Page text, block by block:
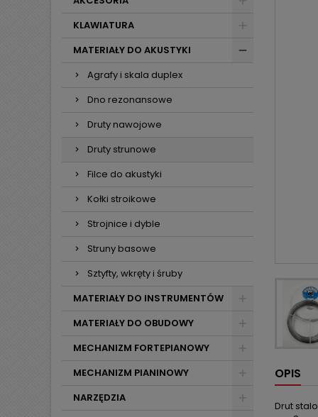
KLAWIATURA
MATERIAŁY DO AKUSTYKI
Agrafy i skala duplex
Dno rezonansowe
Druty nawojowe
Druty strunowe
Filce do akustyki
Kołki stroikowe
Strojnice i dyble
Struny basowe
Sztyfty, wkręty i śruby
MATERIAŁY DO INSTRUMENTÓW
MATERIAŁY DO OBUDOWY
MECHANIZM FORTEPIANOWY
MECHANIZM PIANINOWY
NARZĘDZIA
OPIS
Drut